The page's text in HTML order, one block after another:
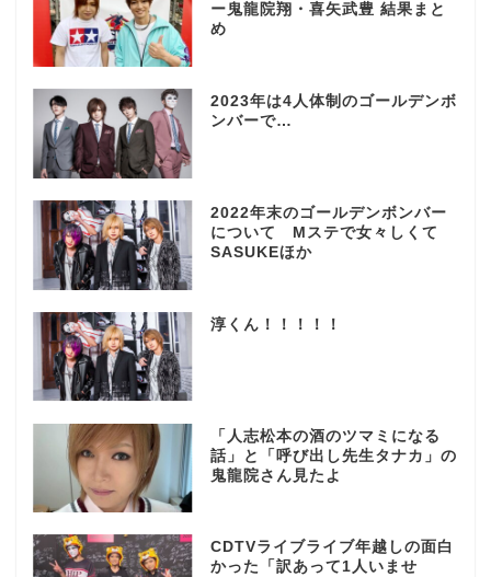
ー鬼龍院翔・喜矢武豊 結果まと
め
2023年は4人体制のゴールデンボ
ンバーで…
2022年末のゴールデンボンバー
について Mステで女々しくて
SASUKEほか
淳くん！！！！！
「人志松本の酒のツマミになる
話」と「呼び出し先生タナカ」の
鬼龍院さん見たよ
CDTVライブライブ年越しの面白
かった「訳あって1人いませ